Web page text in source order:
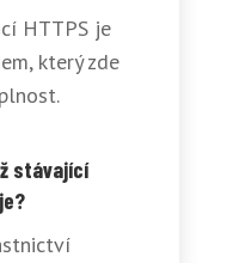
HTTPS je
který zde
stávající